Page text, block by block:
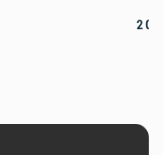
2 000